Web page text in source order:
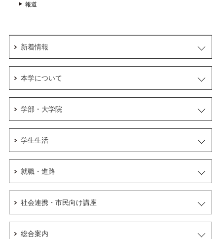
報道
新着情報
本学について
学部・大学院
学生生活
就職・進路
社会連携・市民向け講座
総合案内